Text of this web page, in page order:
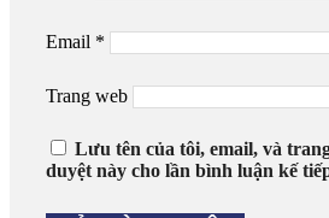
Email *
Trang web
Lưu tên của tôi, email, và
duyệt này cho lần bình luận kế